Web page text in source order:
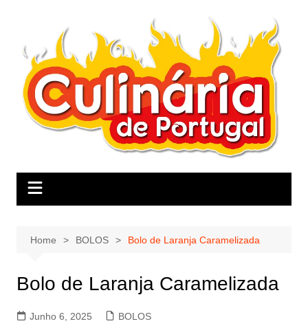
Home BOLOS Bolo de Laranja Caramelizada
Bolo de Laranja Caramelizada
Junho 6, 2025 BOLOS